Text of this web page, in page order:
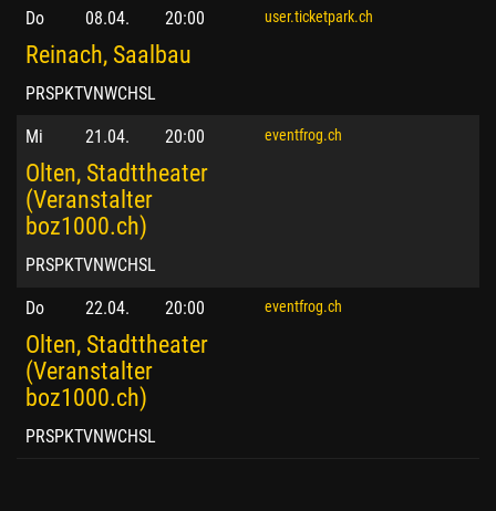
Do 08.04. 20:00
Reinach, Saalbau
PRSPKTVNWCHSL
user.ticketpark.ch
Mi 21.04. 20:00
Olten, Stadttheater
(Veranstalter
boz1000.ch)
PRSPKTVNWCHSL
eventfrog.ch
Do 22.04. 20:00
Olten, Stadttheater
(Veranstalter
boz1000.ch)
PRSPKTVNWCHSL
eventfrog.ch